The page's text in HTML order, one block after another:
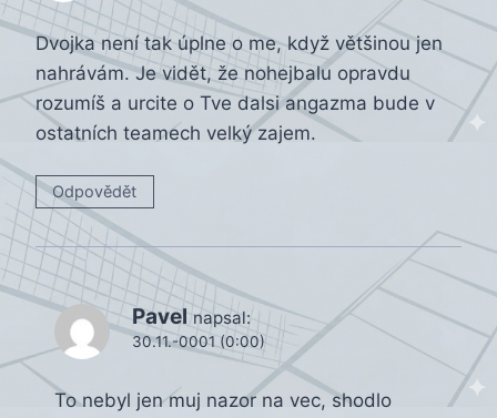
Dvojka není tak úplne o me, když většinou jen
nahrávám. Je vidět, že nohejbalu opravdu
rozumíš a urcite o Tve dalsi angazma bude v
ostatních teamech velký zajem.
Odpovědět
Pavel napsal:
30.11.-0001 (0:00)
To nebyl jen muj nazor na vec, shodlo